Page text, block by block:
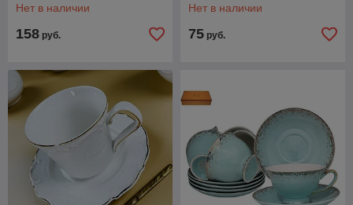
Нет в наличии
158 руб.
Нет в наличии
75 руб.